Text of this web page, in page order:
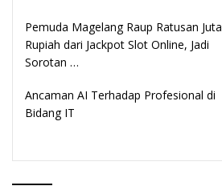
Pemuda Magelang Raup Ratusan Juta
Rupiah dari Jackpot Slot Online, Jadi
Sorotan …
Ancaman AI Terhadap Profesional di
Bidang IT